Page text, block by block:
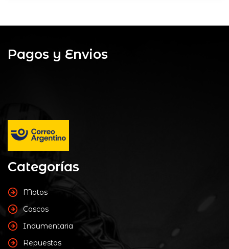
Pagos y Envios
Categorías
Motos
Cascos
Indumentaria
Repuestos